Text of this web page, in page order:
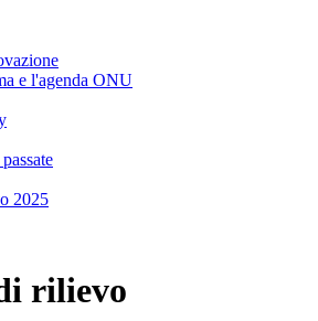
e l'agenda ONU
2025
rilievo